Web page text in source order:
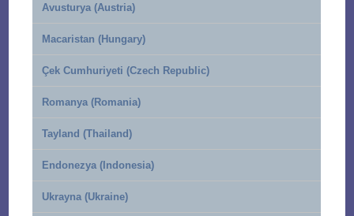
Avusturya (Austria)
Macaristan (Hungary)
Çek Cumhuriyeti (Czech Republic)
Romanya (Romania)
Tayland (Thailand)
Endonezya (Indonesia)
Ukrayna (Ukraine)